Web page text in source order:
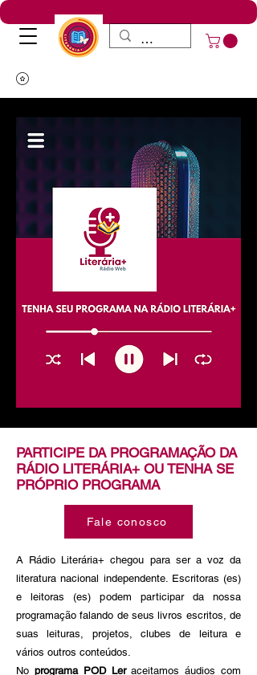
Our
Story
Read More
PARTICIPE DA PROGRAMAÇÃO DA
RÁDIO LITERÁRIA+ OU TENHA SE
PRÓPRIO PROGRAMA
Fale conosco
A Rádio Literária+ chegou para ser a voz da
literatura nacional independente. Escritoras (es)
e leitoras (es) podem participar da nossa
programação falando de seus livros escritos, de
suas leituras, projetos, clubes de leitura e
vários outros conteúdos.
No programa POD Leraceitamos áudios com